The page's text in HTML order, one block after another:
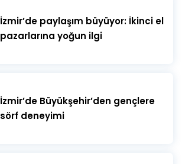
İzmir’de paylaşım büyüyor: İkinci el
pazarlarına yoğun ilgi
İzmir’de Büyükşehir’den gençlere
sörf deneyimi